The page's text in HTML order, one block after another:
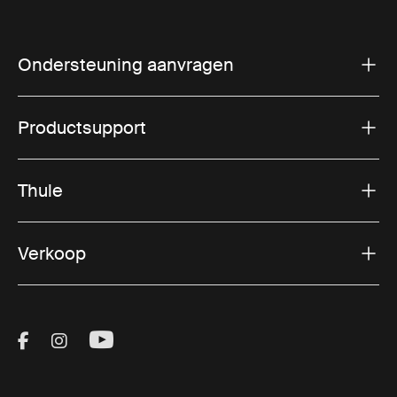
Ondersteuning aanvragen
Productsupport
Thule
Verkoop
Visit Thule on Facebook (external link)
Visit Thule on Instagram (external link)
Visit Thule on Youtube (external